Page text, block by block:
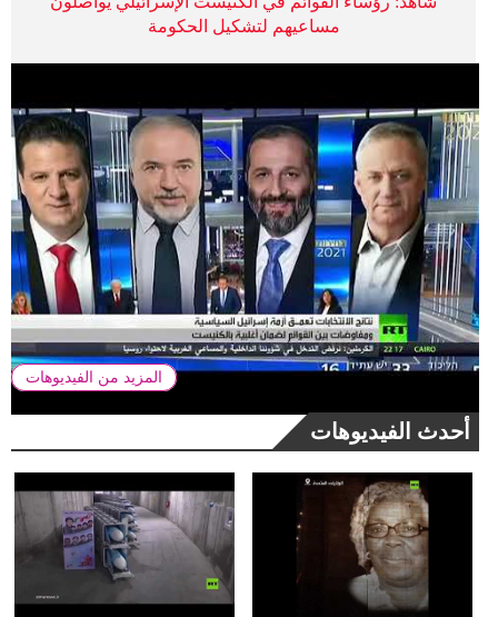
مساعيهم لتشكيل الحكومة
المزيد من الفيديوهات
أحدث الفيديوهات